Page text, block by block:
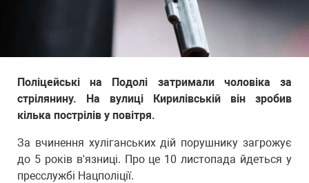
Поліцейські на Подолі затримали чоловіка за
стрілянину. На вулиці Кирилівській він зробив
кілька пострілів у повітря.
За вчинення хуліганських дій порушнику загрожує
до 5 років в'язниці. Про це 10 листопада йдеться у
пресслужбі Нацполіції.